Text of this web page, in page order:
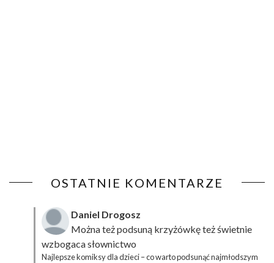
OSTATNIE KOMENTARZE
Daniel Drogosz
Można też podsuną krzyżówkęteż świetnie
wzbogaca słownictwo
Najlepsze komiksy dla dzieci – co warto podsunąć najmłodszym